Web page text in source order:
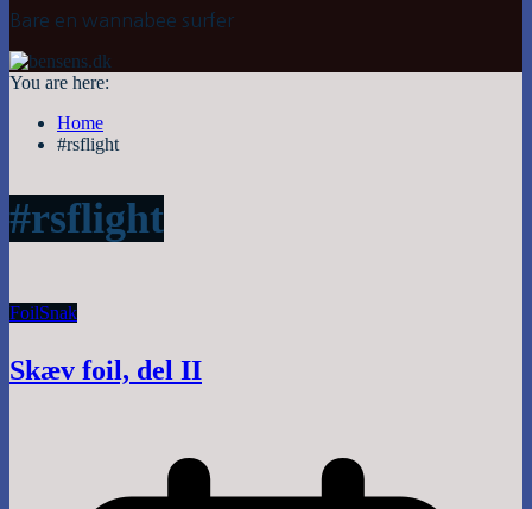
Bare en wannabee surfer
You are here:
Home
#rsflight
#rsflight
FoilSnak
Skæv foil, del II